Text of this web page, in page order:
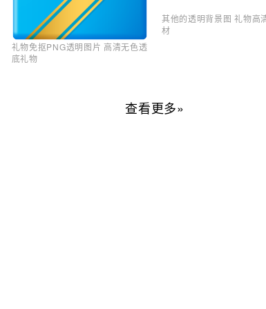
礼物免抠PNG透明图片 高清无色透
底礼物
其他的透明背景图 礼物高
材
查看更多»